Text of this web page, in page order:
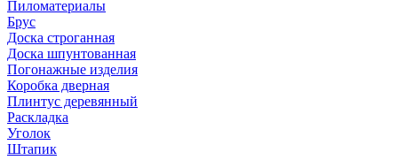
Пиломатериалы
Брус
Доска строганная
Доска шпунтованная
Погонажные изделия
Коробка дверная
Плинтус деревянный
Раскладка
Уголок
Штапик